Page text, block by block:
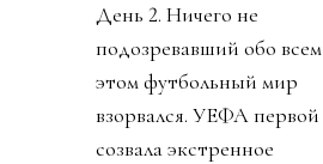
День 2. Ничего не
подозревавший обо всем
этом футбольный мир
взорвался. УЕФА первой
созвала экстренное